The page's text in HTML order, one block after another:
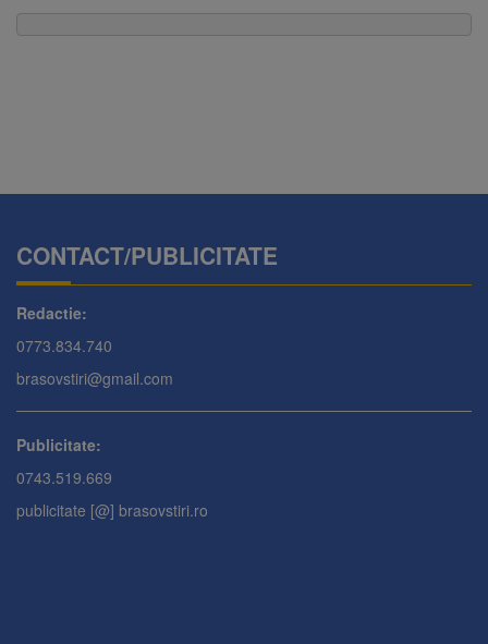
CONTACT/PUBLICITATE
Redactie:
0773.834.740
brasovstiri@gmail.com
Publicitate:
0743.519.669
publicitate [@] brasovstiri.ro